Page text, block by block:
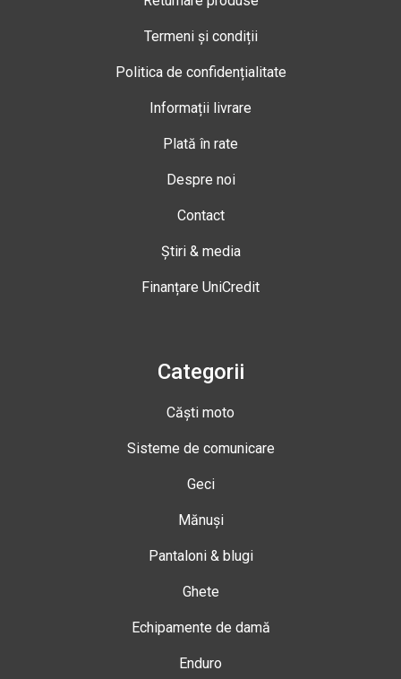
Termeni și condiții
Politica de confidențialitate
Informații livrare
Plată în rate
Despre noi
Contact
Știri & media
Finanțare UniCredit
Categorii
Căști moto
Sisteme de comunicare
Geci
Mănuși
Pantaloni & blugi
Ghete
Echipamente de damă
Enduro